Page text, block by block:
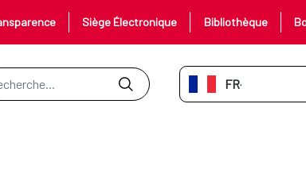
Siège Électronique Bibliothèque
de recherche
FR-FR